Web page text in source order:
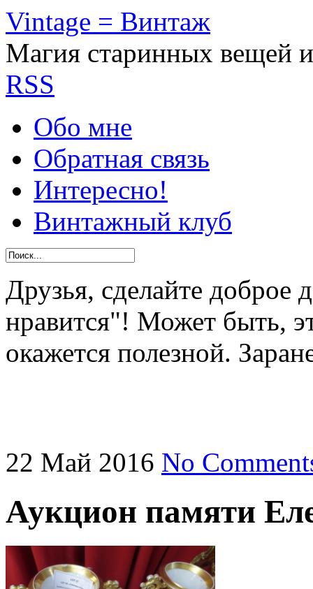
Vintage = Винтаж
Магия старинных вещей
RSS
Обо мне
Обратная связь
Интересно!
Винтажный клуб
Друзья, сделайте
нравится"! Может быть,
окажется полезной.
22 Май 2016 No
Аукцион памяти